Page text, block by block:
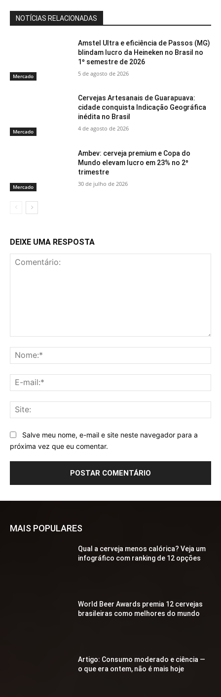
NOTÍCIAS RELACIONADAS
Mercado
Amstel Ultra e eficiência de Passos (MG)
blindam lucro da Heineken no Brasil no
1º semestre de 2026
5 de agosto de 2026
Mercado
Cervejas Artesanais de Guarapuava:
cidade conquista Indicação Geográfica
inédita no Brasil
4 de agosto de 2026
Mercado
Ambev: cerveja premium e Copa do
Mundo elevam lucro em 23% no 2º
trimestre
30 de julho de 2026
DEIXE UMA RESPOSTA
Salve meu nome, e-mail e site neste navegador para a
próxima vez que eu comentar.
MAIS POPULARES
Qual a cerveja menos calórica? Veja um
infográfico com ranking de 12 opções
World Beer Awards premia 12 cervejas
brasileiras como melhores do mundo
Artigo: Consumo moderado e ciência —
o que era ontem, não é mais hoje